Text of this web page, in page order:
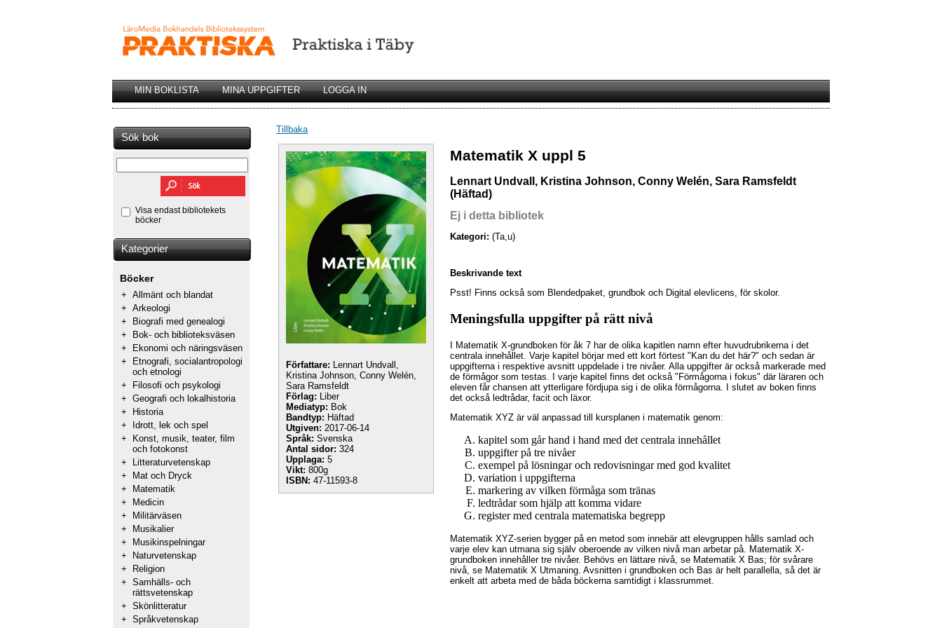
MIN BOKLISTA MINA UPPGIFTER LOGGA IN
Sök bok
Visa endast bibliotekets
böcker
Kategorier
Böcker
+ Allmänt och blandat
+ Arkeologi
+
Biografi med genealogi
+
Bok- och biblioteksväsen
+
Ekonomi och näringsväsen
+
Etnografi, socialantropologi
och etnologi
+
Filosofi och psykologi
+ Geografi och lokalhistoria
+
Historia
+
Idrott, lek och spel
+
Konst, musik, teater, film
och fotokonst
+
Litteraturvetenskap
+
Mat och Dryck
+
Matematik
+
Medicin
+
Militärväsen
+
Musikalier
+
Musikinspelningar
+
Naturvetenskap
+
Religion
+ Samhälls- och
rättsvetenskap
+ Skönlitteratur
+ Språkvetenskap
Tillbaka
Författare: Lennart Undvall,
Kristina Johnson, Conny Welén,
Sara Ramsfeldt
Förlag: Liber
Mediatyp: Bok
Bandtyp: Häftad
Utgiven: 2017-06-14
Språk: Svenska
Antal sidor: 324
Upplaga: 5
Vikt: 800g
ISBN: 47-11593-8
Matematik X uppl 5
Lennart Undvall, Kristina Johnson, Conny Welén, Sara Ramsfeldt
(Häftad)
Ej i detta bibliotek
Kategori: (Ta,u)
Beskrivande text
Psst! Finns också som Blendedpaket, grundbok och Digital elevlicens, för skolor.
Meningsfulla uppgifter på rätt nivå
I Matematik X-grundboken för åk 7 har de olika kapitlen namn efter huvudrubrikerna i det
centrala innehållet. Varje kapitel börjar med ett kort förtest "Kan du det här?" och sedan är
uppgifterna i respektive avsnitt uppdelade i tre nivåer. Alla uppgifter är också markerade med
de förmågor som testas. I varje kapitel finns det också "Förmågorna i fokus" där läraren och
eleven får chansen att ytterligare fördjupa sig i de olika förmågorna. I slutet av boken finns
det också ledtrådar, facit och läxor.
Matematik XYZ är väl anpassad till kursplanen i matematik genom:
kapitel som går hand i hand med det centrala innehållet
uppgifter på tre nivåer
exempel på lösningar och redovisningar med god kvalitet
variation i uppgifterna
markering av vilken förmåga som tränas
ledtrådar som hjälp att komma vidare
register med centrala matematiska begrepp
Matematik XYZ-serien bygger på en metod som innebär att elevgruppen hålls samlad och
varje elev kan utmana sig själv oberoende av vilken nivå man arbetar på. Matematik X-
grundboken innehåller tre nivåer. Behövs en lättare nivå, se Matematik X Bas; för svårare
nivå, se Matematik X Utmaning. Avsnitten i grundboken och Bas är helt parallella, så det är
enkelt att arbeta med de båda böckerna samtidigt i klassrummet.